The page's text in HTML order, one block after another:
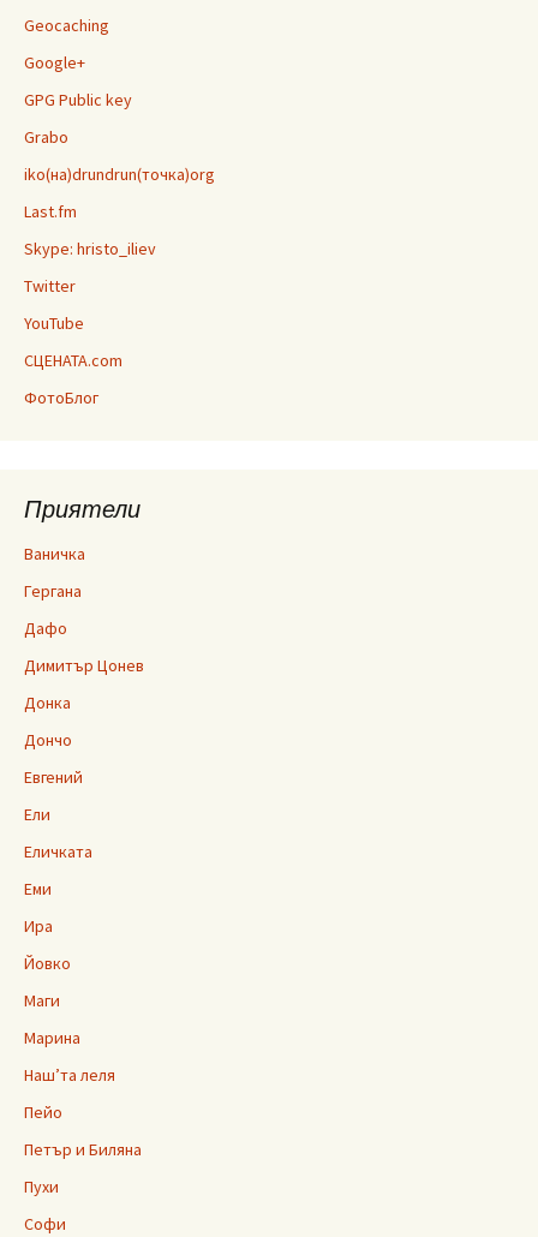
Geocaching
Google+
GPG Public key
Grabo
iko(на)drundrun(точка)org
Last.fm
Skype: hristo_iliev
Twitter
YouTube
СЦЕНАТА.com
ФотоБлог
Приятели
Ваничка
Гергана
Дафо
Димитър Цонев
Донка
Дончо
Евгений
Ели
Еличката
Еми
Ира
Йовко
Маги
Марина
Наш’та леля
Пейо
Петър и Биляна
Пухи
Софи